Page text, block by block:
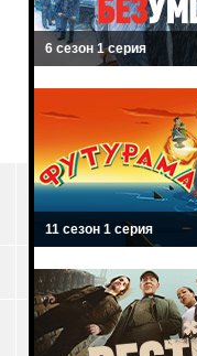
6 сезон 1 серия
11 сезон 1 серия